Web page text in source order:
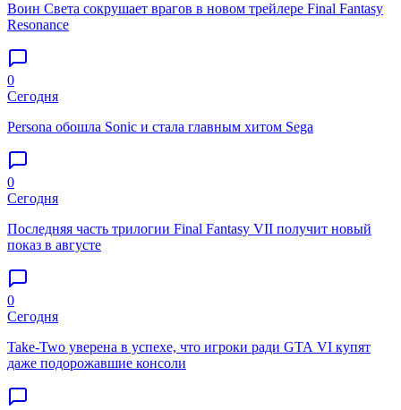
Воин Света сокрушает врагов в новом трейлере Final Fantasy
Resonance
0
Сегодня
Persona обошла Sonic и стала главным хитом Sega
0
Сегодня
Последняя часть трилогии Final Fantasy VII получит новый
показ в августе
0
Сегодня
Take-Two уверена в успехе, что игроки ради GTA VI купят
даже подорожавшие консоли